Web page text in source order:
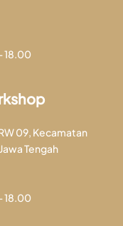
18.00
09, Kecamatan
Tengah
18.00